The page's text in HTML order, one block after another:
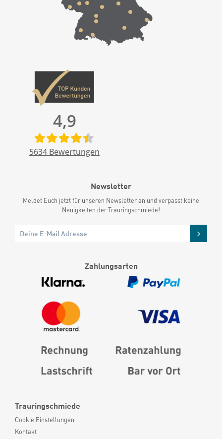
Trauringschmiede
Cookie Einstellungen
Kontakt
4,9
5634 Bewertungen
Newsletter
Meldet Euch jetzt für unseren Newsletter an und verpasst keine
Neuigkeiten der Trauringschmiede!
Zahlungsarten